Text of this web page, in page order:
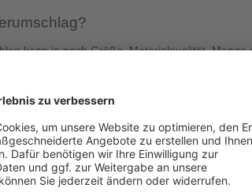
kann je nach Größe, Materialqualität,
erhältlich. Bei druckerzubehoer.de sind sie
sind bei Luftpolstertaschen zu
Sie eine Luftpolstertasche, die groß genug
viel zusätzlichen Raum bietet, um ein
Sie auf eine ausreichende Polsterung und eine
zu schützen.
wie recyceltes Papier oder Kunststoff